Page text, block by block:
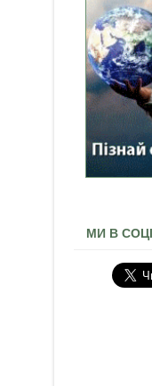
МИ В